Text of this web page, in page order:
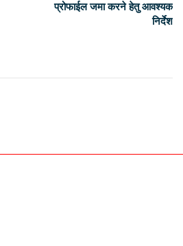
प्रोफाईल जमा करने हेतु आवश्यक
निर्देश